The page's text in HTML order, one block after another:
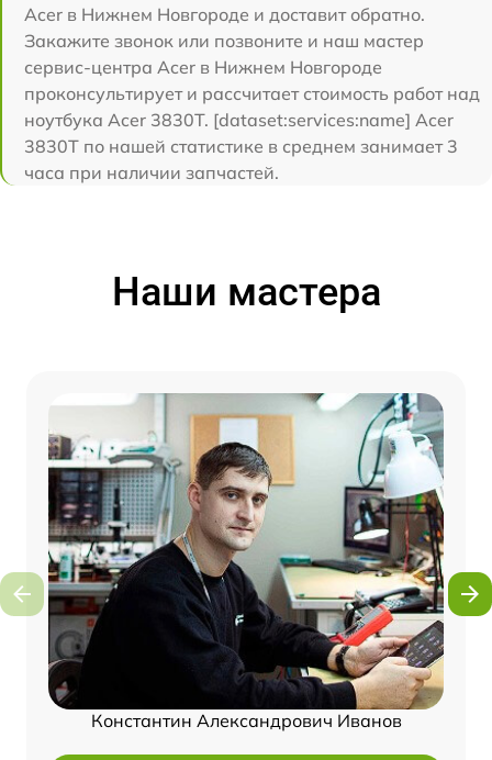
Acer в Нижнем Новгороде и доставит обратно.
Закажите звонок или позвоните и наш мастер
сервис-центра Acer в Нижнем Новгороде
проконсультирует и рассчитает стоимость работ над
ноутбука Acer 3830T. [dataset:services:name] Acer
3830T по нашей статистике в среднем занимает 3
часа при наличии запчастей.
Наши мастера
Константин Александрович Иванов